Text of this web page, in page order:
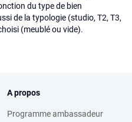
du type de bien
de la typologie (studio, T2, T3,
(meublé ou vide).
A propos
Programme ambassadeur